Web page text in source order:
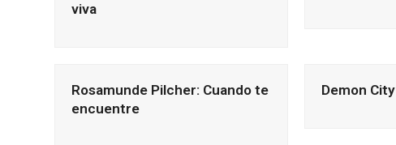
viva
Rosamunde Pilcher: Cuando te
encuentre
Demon City